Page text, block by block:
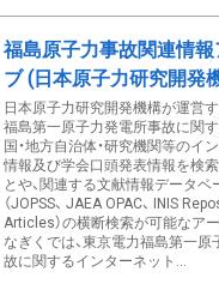
福島原子力事故関連情報
ブ (日本原子力研究開発
日本原子力研究開発機構が運営
福島第一原子力発電所事故に関す
国・地方自治体・研究機関等のイ
情報及び学会口頭発表情報を検索
とや、関連する文献情報データベ
（JOPSS、 JAEA OPAC、 INIS
Articles）の横断検索が可能なア
なぎくでは、東京電力福島第一原
故に関するインターネット...